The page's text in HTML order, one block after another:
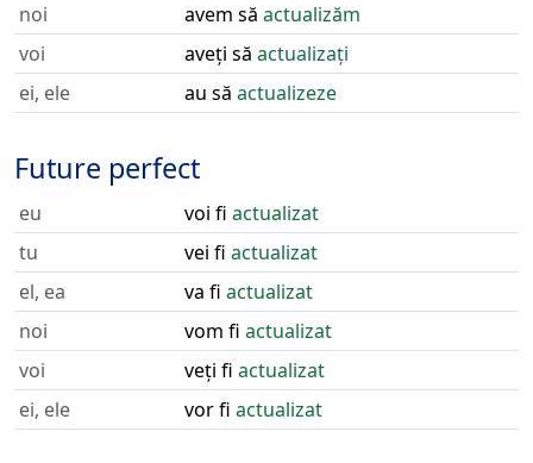
noi
avem să actualizăm
voi
aveți să actualizați
ei, ele
au să actualizeze
Future perfect
eu voi fi actualizat
tu
vei fi actualizat
el, ea
va fi actualizat
noi
vom fi actualizat
voi
veți fi actualizat
ei, ele
vor fi actualizat